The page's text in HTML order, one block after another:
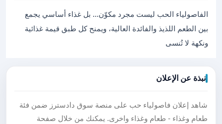
الفاصولياء الحب ليست مجرد مكوّن… بل غذاء أساسي يجمع
بين الطعم اللذيذ والفائدة العالية، ويمنح كل طبق قيمة غذائية
ونكهة لا تُنسى
نبذة عن الإعلان
شاهد إعلان فاصولياء حب على منصة سوق دادسترز ضمن فئة
طعام وغذاء - طعام وغذاء واخرى. يمكنك من خلال صفحة